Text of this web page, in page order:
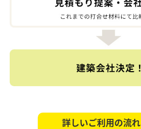
詳しいご利用の流れ